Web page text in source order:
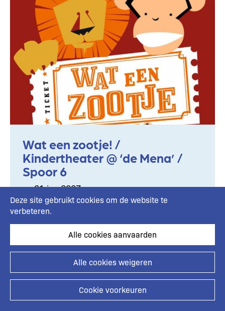
Wat een zootje! /
Kindertheater @ ‘de Mena’ /
Spoor 6
zo 31 jan 2027
GC 'de Mena'
Wat een zootje! / Kindertheater @ ‘de Mena’ /
Spoor 6
Info en reserveren
Deze site gebruikt cookies om de website te
verbeteren.
Cookie voorkeuren
Alle cookies weigeren
Alle cookies aanvaarden